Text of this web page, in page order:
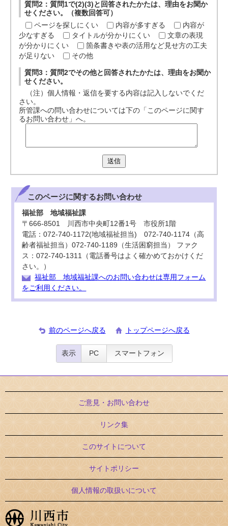
質問2：質問1で(2)(3)と回答されたかたは、理由をお聞か
せください。（複数回答可）
ページを探しにくい
内容が多すぎる
内容が
少なすぎる
タイトルが分かりにくい
文章の表現
が分かりにくい
箇条書きや表の活用など見せ方の工夫
が足りない
その他
質問3：質問2でその他と回答されたかたは、理由をお聞か
せください。
（注）個人情報・返信を要する内容は記入しないでくだ
さい。
所管課への問い合わせについては下の「このページに関す
るお問い合わせ」へ。
送信
このページに関するお問い合わせ
福祉部 地域福祉課
〒666-8501 川西市中央町12番1号 市役所1階
電話：072-740-1172(地域福祉担当) 072-740-1174（高
齢者福祉担当）072-740-1189（生活困窮担当） ファク
ス：072-740-1311（電話番号はよく確かめておかけくだ
さい。）
福祉部 地域福祉課へのお問い合わせは専用フォーム
をご利用ください。
前のページへ戻る トップページへ戻る
表示 PC スマートフォン
ご意見・お問い合わせ
リンク集
このサイトについて
サイトポリシー
個人情報の取扱いについて